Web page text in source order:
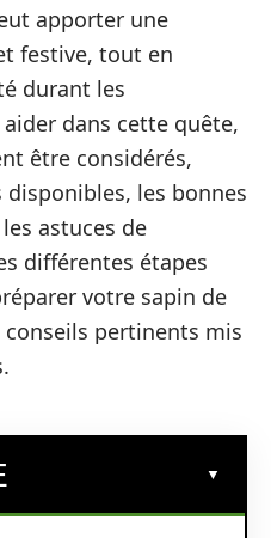
apporter une
festive, tout en
durant les
dans cette quête,
être considérés,
les bonnes
astuces de
différentes étapes
votre sapin de
pertinents mis